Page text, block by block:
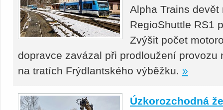
Alpha Trains
RegioShuttle RS1
Zvýšit počet
dopravce zavázal při prodloužení
na tratích Frýdlantského výběžku. »
Úzkorozchodná